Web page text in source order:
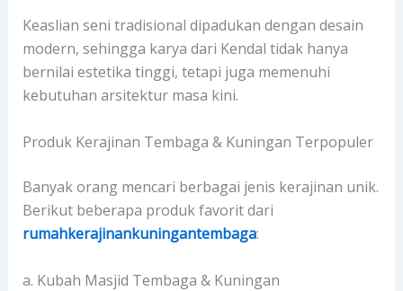
Keaslian seni tradisional dipadukan dengan desain
modern, sehingga karya dari Kendal tidak hanya
bernilai estetika tinggi, tetapi juga memenuhi
kebutuhan arsitektur masa kini.
Produk Kerajinan Tembaga & Kuningan Terpopuler
Banyak orang mencari berbagai jenis kerajinan unik.
Berikut beberapa produk favorit dari
rumahkerajinankuningantembaga:
a. Kubah Masjid Tembaga & Kuningan